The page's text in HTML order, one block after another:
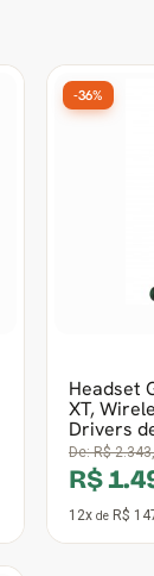
Headset
XT,
Drivers
De:R$
R$
12x de R$
-36%